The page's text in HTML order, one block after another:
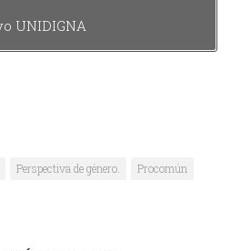
UNIDIGNA
Perspectiva de género.
Procomún